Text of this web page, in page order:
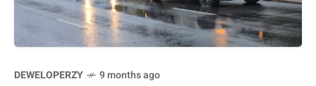
DEWELOPERZY 9 months ago